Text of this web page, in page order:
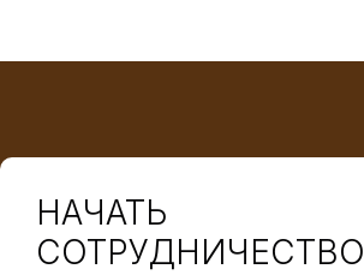
НАЧАТЬ
СОТРУДНИЧЕСТВО